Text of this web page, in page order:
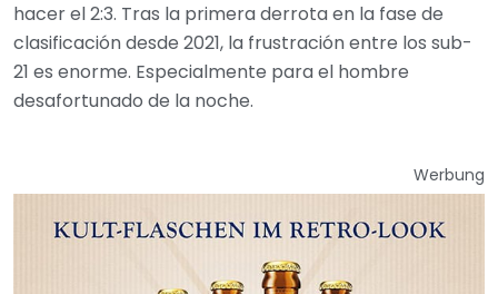
hacer el 2:3. Tras la primera derrota en la fase de
clasificación desde 2021, la frustración entre los sub-
21 es enorme. Especialmente para el hombre
desafortunado de la noche.
Werbung